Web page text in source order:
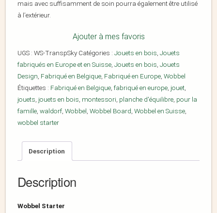
mais avec suffisamment de soin pourra également être utilisé
à l’extérieur.
Ajouter à mes favoris
UGS : WS-TranspSky Catégories : Jouets en bois, Jouets
fabriqués en Europe et en Suisse, Jouets en bois, Jouets
Design, Fabriqué en Belgique, Fabriqué en Europe, Wobbel
Étiquettes : Fabriqué en Belgique, fabriqué en europe, jouet,
jouets, jouets en bois, montessori, planche d'équilibre, pour la
famille, waldorf, Wobbel, Wobbel Board, Wobbel en Suisse,
wobbel starter
Description
Description
Wobbel Starter